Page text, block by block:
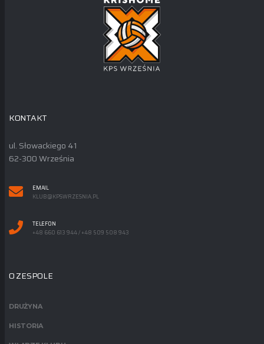
KONTAKT
ul. Słowackiego 41
62-300 Września
EMAIL
KLUB@KPSWRZESNIA.PL
TELEFON
+48 660 613 944 / +48 509 508 943
O ZESPOLE
DRUŻYNA
HISTORIA